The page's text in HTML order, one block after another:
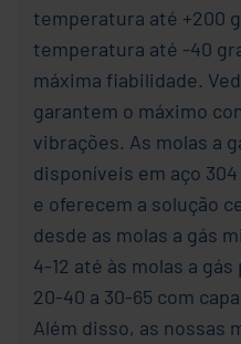
temperatura até +200
temperatura até -40
máxima fiabilidade.
garantem o máximo
vibrações. As molas a
disponíveis em aço
e oferecem a solução
desde as molas a gás
4-12 até às molas a
20-40 a 30-65 com
Além disso, as nossas